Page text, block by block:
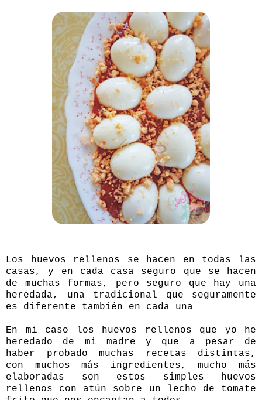
Los huevos rellenos se hacen en todas las
casas, y en cada casa seguro que se hacen
de muchas formas, pero seguro que hay una
heredada, una tradicional que seguramente
es diferente también en cada una
En mi caso los huevos rellenos que yo he
heredado de mi madre y que a pesar de
haber probado muchas recetas distintas,
con muchos más ingredientes, mucho más
elaboradas son estos simples huevos
rellenos con atún sobre un lecho de tomate